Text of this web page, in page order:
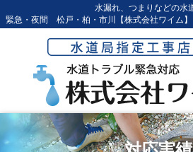
水漏れ、つまりなどの水
緊急・夜間 松戸・柏・市川【株式会社ワイム